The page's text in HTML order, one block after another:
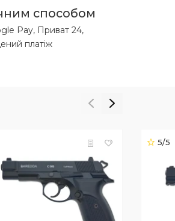
способом
Pay, Приват 24,
платіж
5/5